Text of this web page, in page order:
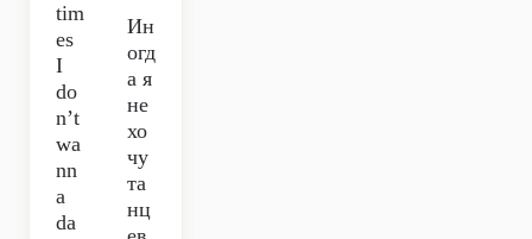
tim
es
I
do
n’t
wa
nn
a
da
Ин
огд
а я
не
хо
чу
та
нц